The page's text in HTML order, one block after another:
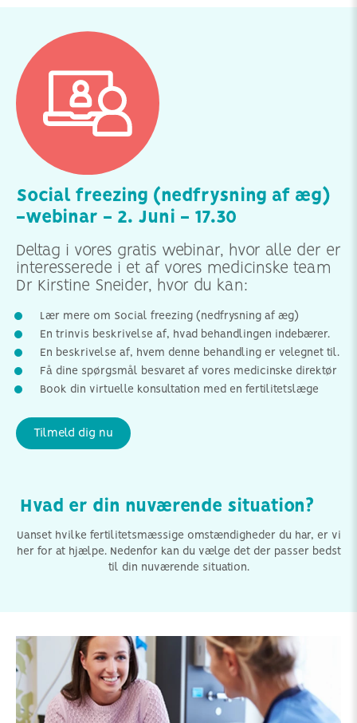
Social freezing (nedfrysning af æg)
-webinar - 2. Juni - 17.30
Deltag i vores gratis webinar, hvor alle der er
interesserede i et af vores medicinske team
Dr Kirstine Sneider, hvor du kan:
Lær mere om Social freezing (nedfrysning af æg)
En trinvis beskrivelse af, hvad behandlingen indebærer.
En beskrivelse af, hvem denne behandling er velegnet til.
Få dine spørgsmål besvaret af vores medicinske direktør
Book din virtuelle konsultation med en fertilitetslæge
Tilmeld dig nu
Hvad er din nuværende situation?
Uanset hvilke fertilitetsmæssige omstændigheder du har, er vi
her for at hjælpe. Nedenfor kan du vælge det der passer bedst
til din nuværende situation.